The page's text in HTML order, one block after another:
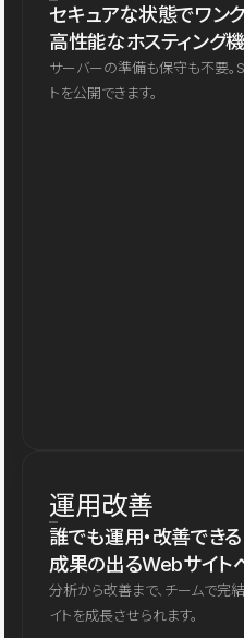
セキュアな状態でワン
高性能なホスティング機
サーバーの準備も保守も不要。
トを公開できます。
運用改善
誰でも運用・改善できる
成果の出るWebサイト
分析から改善まで、チームで完
イトを成長させられます。